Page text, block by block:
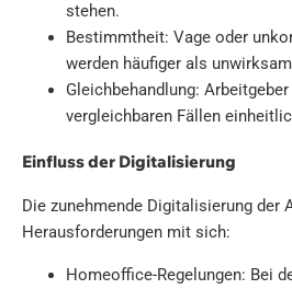
stehen.
Bestimmtheit: Vage oder
werden häufiger als
Gleichbehandlung:
vergleichbaren Fällen
Einfluss der Digitalisierung
Die zunehmende Digitalisierung der
Herausforderungen mit sich:
Homeoffice-Regelungen: Bei